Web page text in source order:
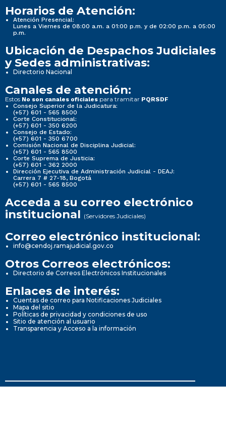
Horarios de Atención:
Atención Presencial:
Lunes a Viernes de 08:00 a.m. a 01:00 p.m. y de 02:00 p.m. a 05:00
p.m.
Ubicación de Despachos Judiciales
y Sedes administrativas:
Directorio Nacional
Canales de atención:
Estos No son canales oficiales para tramitar PQRSDF
Consejo Superior de la Judicatura:
(+57) 601 - 565 8500
Corte Constitucional:
(+57) 601 - 350 6200
Consejo de Estado:
(+57) 601 - 350 6700
Comisión Nacional de Disciplina Judicial:
(+57) 601 - 565 8500
Corte Suprema de Justicia:
(+57) 601 - 362 2000
Dirección Ejecutiva de Administración Judicial - DEAJ:
Carrera 7 # 27-18, Bogotá
(+57) 601 - 565 8500
Acceda a su correo electrónico
institucional (Servidores Judiciales)
Correo electrónico institucional:
info@cendoj.ramajudicial.gov.co
Otros Correos electrónicos:
Directorio de Correos Electrónicos Institucionales
Enlaces de interés:
Cuentas de correo para Notificaciones Judiciales
Mapa del sitio
Políticas de privacidad y condiciones de uso
Sitio de atención al usuario
Transparencia y Acceso a la información